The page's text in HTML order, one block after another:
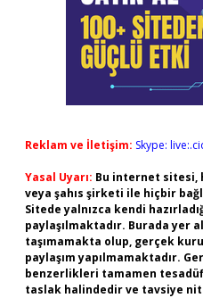
Reklam ve İletişim: Skype:
Yasal Uyarı: Bu internet sitesi,
veya şahıs şirketi ile hiçbir
Sitede yalnızca kendi
paylaşılmaktadır. Burada yer
taşımamakta olup, gerçek
paylaşım yapılmamaktadır.
benzerlikleri tamamen
taslak halindedir ve tavsiye